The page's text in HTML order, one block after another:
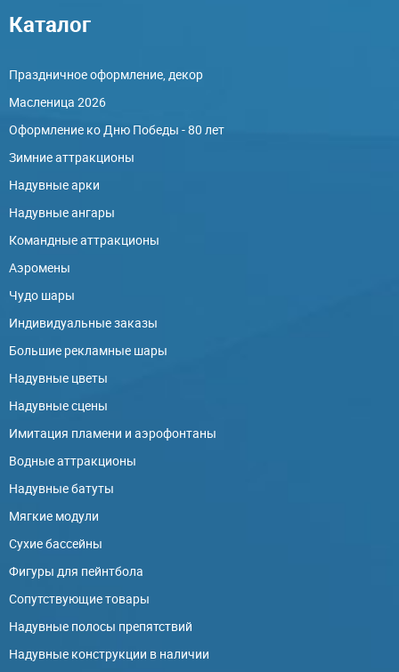
Каталог
Праздничное оформление, декор
Масленица 2026
Оформление ко Дню Победы - 80 лет
Зимние аттракционы
Надувные арки
Надувные ангары
Командные аттракционы
Аэромены
Чудо шары
Индивидуальные заказы
Большие рекламные шары
Надувные цветы
Надувные сцены
Имитация пламени и аэрофонтаны
Водные аттракционы
Надувные батуты
Мягкие модули
Сухие бассейны
Фигуры для пейнтбола
Сопутствующие товары
Надувные полосы препятствий
Надувные конструкции в наличии